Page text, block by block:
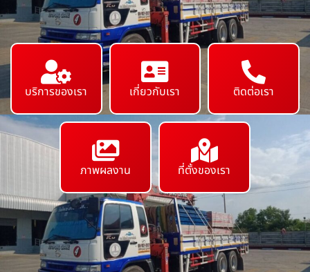
บริการของเรา เกี่ยวกับเรา ติดต่อเรา
ภาพผลงาน ที่ตั้งของเรา